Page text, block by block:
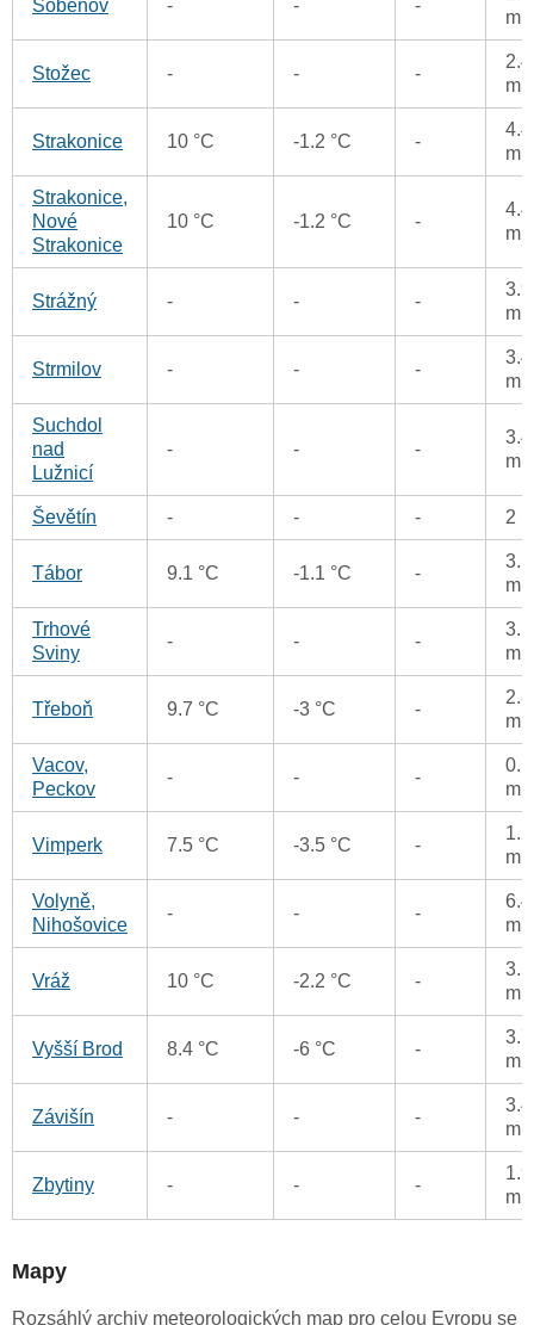
Soběnov - - -
Stožec - - -
2.4
Strakonice 10 °C -1.2 °C -
4.4
Strakonice,
Nové
Strakonice
10 °C -1.2 °C -
4.4
Strážný - - -
3.9
Strmilov - - -
3.4
Suchdol
nad
Lužnicí
- - -
3.4
Ševětín - - - 2
Tábor 9.1 °C -1.1 °C -
3.5
Trhové
Sviny
- - -
3.5
Třeboň 9.7 °C -3 °C -
2.8
Vacov,
Peckov
- - -
0.2
Vimperk 7.5 °C -3.5 °C -
1.2
Volyně,
Nihošovice
- - -
6.4
Vráž 10 °C -2.2 °C -
3.5
Vyšší Brod 8.4 °C -6 °C -
3.7
Závišín - - -
3.4
Zbytiny - - -
1.9
Mapy
Rozsáhlý archiv meteorologických map pro celou Evropu se